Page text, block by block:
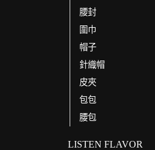
腰封
圍巾
帽子
針織帽
皮夾
包包
腰包
LISTEN FLAVOR